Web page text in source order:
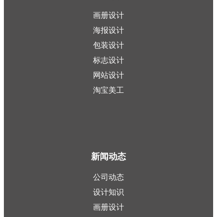
画册设计
海报设计
包装设计
标志设计
网站设计
淘宝美工
新闻动态
公司动态
设计知识
画册设计